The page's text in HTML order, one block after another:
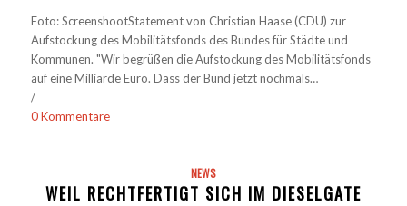
Foto: ScreenshootStatement von Christian Haase (CDU) zur
Aufstockung des Mobilitätsfonds des Bundes für Städte und
Kommunen. "Wir begrüßen die Aufstockung des Mobilitätsfonds
auf eine Milliarde Euro. Dass der Bund jetzt nochmals…
/
0 Kommentare
NEWS
WEIL RECHTFERTIGT SICH IM DIESELGATE